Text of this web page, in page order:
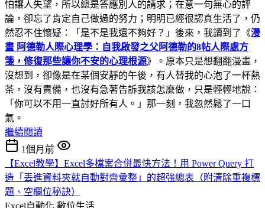
怕讓人失望，所以總是答應別人的請求；在意一句無心的評
論，卻忘了肯定自己做過的努力；明明已經很認真生活了，仍
然忍不住懷疑：「是不是我還不夠好？」後來，我讀到了《漫
畫 阿德勒人際心理學：自我啟發之父阿德勒的8帖人際處方
箋，修復那些讓你不安的心理根源》。原本只是想翻翻漫畫，
沒想到，卻像是在某個安靜的午後，有人替我的心泡了一杯熱
茶，沒有責備，也沒有急著告訴我該怎麼做，只是輕輕地說：
「你可以不用一直討好所有人。」那一刻，我忽然鬆了一口
氣。
繼續閱讀
1個月前
【Excel教學】Excel多檔案合併最快方法！用 Power Query 打
造「丟進資料夾就自動對齊彙整」的超強總表（附清除重複標
題、空欄位秘訣）
Excel自動化 數位生活